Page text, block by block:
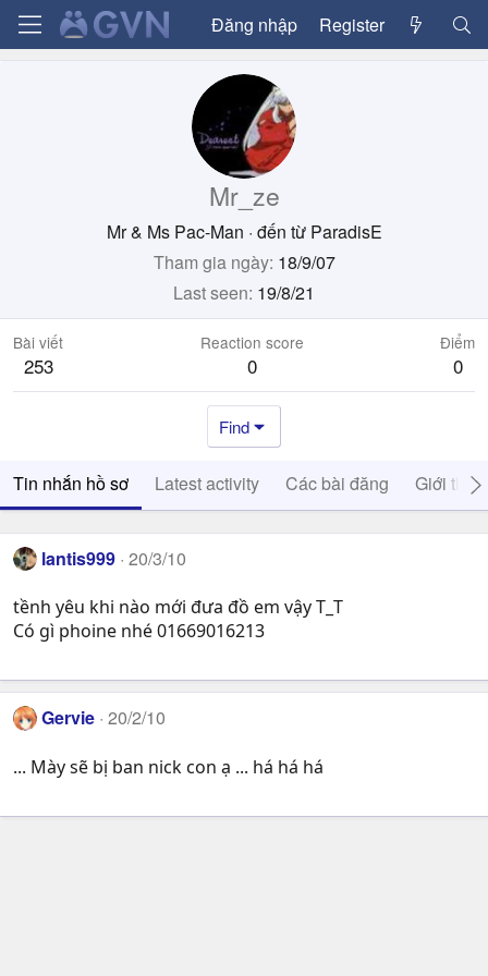
Đăng nhập Register
Mr_ze
Mr & Ms Pac-Man · đến từ ParadisE
Tham gia ngày 18/9/07
Last seen 19/8/21
Bài viết
253
Reaction score
0
Điểm
0
Find
Tin nhắn hồ sơ Latest activity Các bài đăng Giới thiệu
lantis999 20/3/10
tềnh yêu khi nào mới đưa đồ em vậy T_T
Có gì phoine nhé 01669016213
Gervie 20/2/10
... Mày sẽ bị ban nick con ạ ... há há há